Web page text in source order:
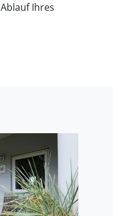
Ihres